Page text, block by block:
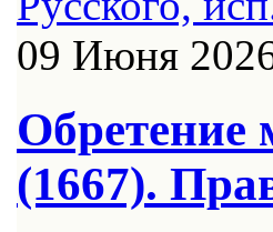
09 Июня
Обретение
(1667).